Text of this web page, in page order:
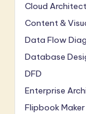
Cloud
Content &
Data Flow
Database
DFD
Enterprise
Flipbook Maker